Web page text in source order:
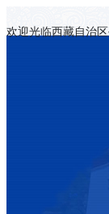
欢迎光临西藏自治区